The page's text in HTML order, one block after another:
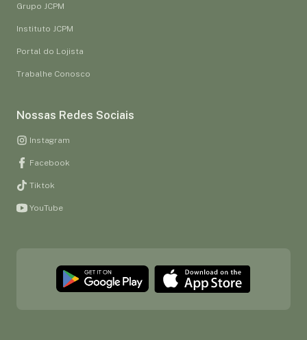
Grupo JCPM
Instituto JCPM
Portal do Lojista
Trabalhe Conosco
Nossas Redes Sociais
Instagram
Facebook
Tiktok
YouTube